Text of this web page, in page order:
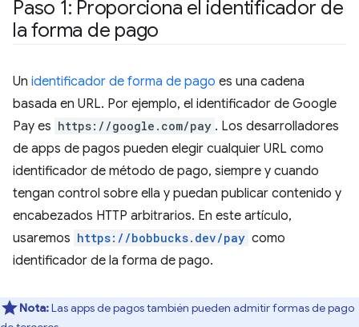
Paso 1: Proporciona el identificador de
la forma de pago
Un identificador de forma de pago es una cadena
basada en URL. Por ejemplo, el identificador de Google
Pay es https://google.com/pay . Los desarrolladores
de apps de pagos pueden elegir cualquier URL como
identificador de método de pago, siempre y cuando
tengan control sobre ella y puedan publicar contenido y
encabezados HTTP arbitrarios. En este artículo,
usaremos https://bobbucks.dev/pay como
identificador de la forma de pago.
Nota:Las apps de pagos también pueden admitir formas de pago